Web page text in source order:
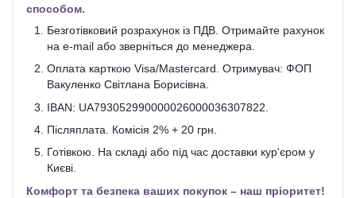
способом.
Безготівковий розрахунок із ПДВ. Отримайте рахунок
на e-mail або зверніться до менеджера.
Оплата карткою Visa/Mastercard. Отримувач: ФОП
Вакуленко Світлана Борисівна.
IBAN: UA793052990000026000036307822.
Післяплата. Комісія 2% + 20 грн.
Готівкою. На складі або під час доставки кур'єром у
Києві.
Комфорт та безпека ваших покупок – наш пріоритет!